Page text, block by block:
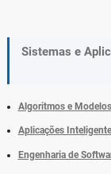
Sistemas e
Algoritmos e
Aplicações
Engenharia de